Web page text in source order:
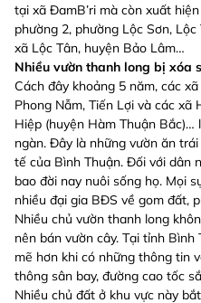
tại xã ĐamB’ri mà còn xuất
phường 2, phường Lộc Sơn,
xã Lộc Tân, huyện Bảo Lâm…
Nhiều vườn thanh long bị xóa
Cách đây khoảng 5 năm, các
Phong Nẫm, Tiến Lợi và các xã
Hiệp (huyện Hàm Thuận
ngàn. Đây là những vườn ăn
tế của Bình Thuận. Đối với dân
bao đời nay nuôi sống họ. Mọi
nhiều đại gia BĐS về gom đất,
Nhiều chủ vườn thanh long
nên bán vườn cây. Tại tỉnh
mẽ hơn khi có những thông tin
thông sân bay, đường cao tốc
Nhiều chủ đất ở khu vực này